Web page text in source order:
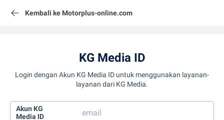
Kembali ke Motorplus-online.com
KG Media ID
Login dengan Akun KG Media ID untuk menggunakan layanan-
layanan dari KG Media.
Akun KG
Media ID